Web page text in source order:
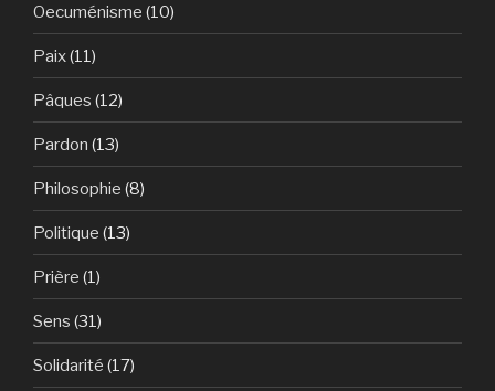
Oecuménisme (10)
Paix(11)
Pâques (12)
Pardon (13)
Philosophie (8)
Politique (13)
Prière (1)
Sens (31)
Solidarité (17)